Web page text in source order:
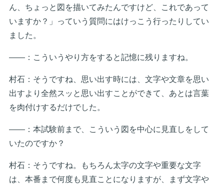
ん、ちょっと図を描いてみたんですけど、これであって
いますか？」っていう質問にはけっこう行ったりしてい
ました。
――：こういうやり方をすると記憶に残りますね。
村石：そうですね、思い出す時には、文字や文章を思い
出すより全然スッと思い出すことができて、あとは言葉
を肉付けするだけでした。
――：本試験前まで、こういう図を中心に見直しをして
いたのですか？
村石：そうですね。もちろん太字の文字や重要な文字
は、本番まで何度も見直ことになりますが、まず文字や